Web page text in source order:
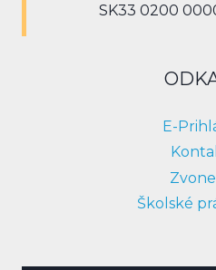
SK33 0200
E-
Školské